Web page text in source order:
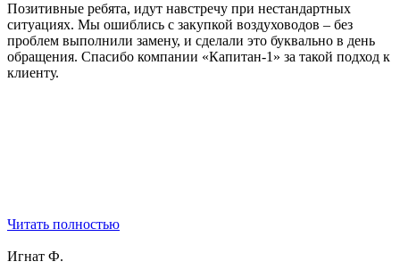
Позитивные ребята, идут навстречу при нестандартных
ситуациях. Мы ошиблись с закупкой воздуховодов – без
проблем выполнили замену, и сделали это буквально в день
обращения. Спасибо компании «Капитан-1» за такой подход к
клиенту.
Читать полностью
Игнат Ф.